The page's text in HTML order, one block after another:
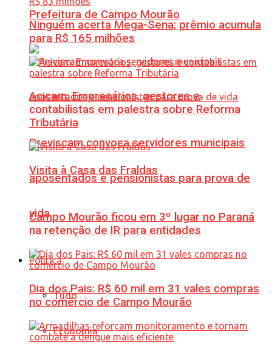
Prefeitura de Campo Mourão
Previscam convoca servidores municipais
aposentados e pensionistas para prova de
vida
Política
Tudo
Economia
Ninguém acerta Mega-Sena; prêmio acumula
para R$ 165 milhões
Acicam: Empresários, gestores e
contabilistas em palestra sobre Reforma
Tributária
Visita à Casa das Fraldas
Campo Mourão ficou em 3º lugar no Paraná
na retenção de IR para entidades
Dia dos Pais: R$ 60 mil em 31 vales compras
no comércio de Campo Mourão